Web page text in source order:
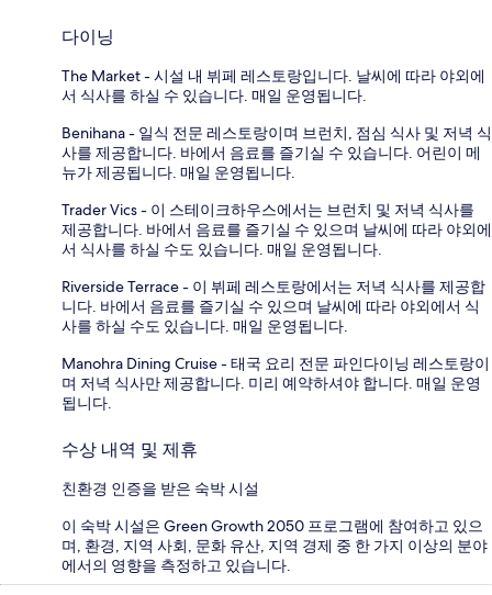
다이닝
The Market - 시설 내 뷔페 레스토랑입니다. 날씨에 따라 야외에
서 식사를 하실 수 있습니다. 매일 운영됩니다.
Benihana - 일식 전문 레스토랑이며 브런치, 점심 식사 및 저녁 식
사를 제공합니다. 바에서 음료를 즐기실 수 있습니다. 어린이 메
뉴가 제공됩니다. 매일 운영됩니다.
Trader Vics - 이 스테이크하우스에서는 브런치 및 저녁 식사를
제공합니다. 바에서 음료를 즐기실 수 있으며 날씨에 따라 야외에
서 식사를 하실 수도 있습니다. 매일 운영됩니다.
Riverside Terrace - 이 뷔페 레스토랑에서는 저녁 식사를 제공합
니다. 바에서 음료를 즐기실 수 있으며 날씨에 따라 야외에서 식
사를 하실 수도 있습니다. 매일 운영됩니다.
Manohra Dining Cruise - 태국 요리 전문 파인다이닝 레스토랑이
며 저녁 식사만 제공합니다. 미리 예약하셔야 합니다. 매일 운영
됩니다.
수상 내역 및 제휴
친환경 인증을 받은 숙박 시설
이 숙박 시설은 Green Growth 2050 프로그램에 참여하고 있으
며, 환경, 지역 사회, 문화 유산, 지역 경제 중 한 가지 이상의 분야
에서의 영향을 측정하고 있습니다.